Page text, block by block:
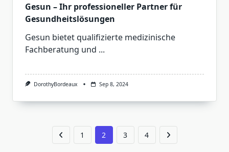
Gesun – Ihr professioneller Partner für
Gesundheitslösungen
Gesun bietet qualifizierte medizinische
Fachberatung und ...
DorothyBordeaux Sep 8, 2024
1 2 3 4